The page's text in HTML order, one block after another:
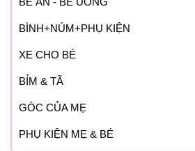
BÌNH+NÚM+PHỤ KIỆN
XE CHO BÉ
BỈM & TÃ
GÓC CỦA MẸ
PHỤ KIỆN MẸ & BÉ